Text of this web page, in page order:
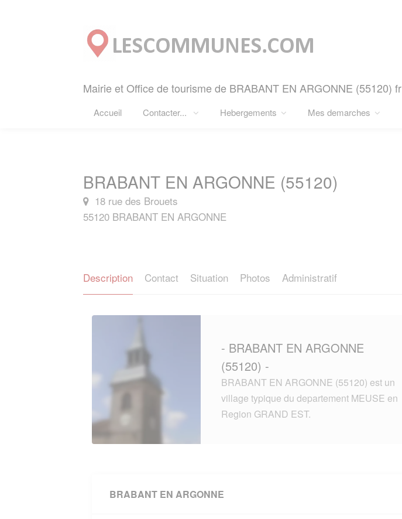
Mairie et Office de tourisme de BRABANT EN ARGONNE (55120) fr
Accueil Contacter... Hebergements Mes demarches
BRABANT EN ARGONNE (55120)
18 rue des Brouets
55120 BRABANT EN ARGONNE
Description Contact Situation Photos Administratif
- BRABANT EN ARGONNE
(55120) -
BRABANT EN ARGONNE (55120) est un
village typique du departement MEUSE en
Region GRAND EST.
BRABANT EN ARGONNE